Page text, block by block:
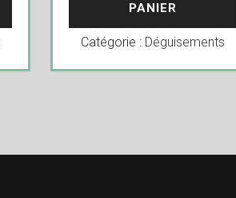
PANIER
Catégorie : Déguisements